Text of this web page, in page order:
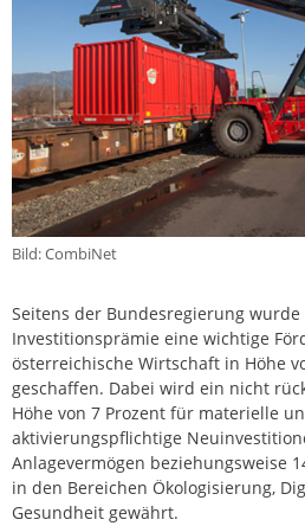
Bild: CombiNet
Seitens der Bundesregierung
Investitionsprämie eine wichtige
österreichische Wirtschaft in Höhe
geschaffen. Dabei wird ein nicht
Höhe von 7 Prozent für materielle
aktivierungspflichtige
Anlagevermögen beziehungsweise
in den Bereichen Ökologisierung,
Gesundheit gewährt.